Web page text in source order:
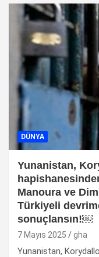
DÜNYA
Yunanistan,
Manoura ve
Türkiyeli
sonuçlansın!￼
7 Mayıs 2025 gha
Yunanistan,